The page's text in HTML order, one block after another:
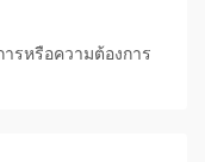
ารหรือความต้องการ